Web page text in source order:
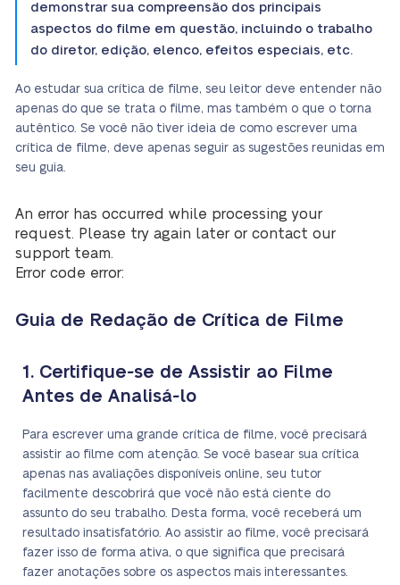
demonstrar sua compreensão dos principais
aspectos do filme em questão, incluindo o trabalho
do diretor, edição, elenco, efeitos especiais, etc.
Ao estudar sua crítica de filme, seu leitor deve entender não
apenas do que se trata o filme, mas também o que o torna
autêntico. Se você não tiver ideia de como escrever uma
crítica de filme, deve apenas seguir as sugestões reunidas em
seu guia.
An error has occurred while processing your
request. Please try again later or contact our
support team.
Error code error:
Guia de Redação de Crítica de Filme
1. Certifique-se de Assistir ao Filme
Antes de Analisá-lo
Para escrever uma grande crítica de filme, você precisará
assistir ao filme com atenção. Se você basear sua crítica
apenas nas avaliações disponíveis online, seu tutor
facilmente descobrirá que você não está ciente do
assunto do seu trabalho. Desta forma, você receberá um
resultado insatisfatório. Ao assistir ao filme, você precisará
fazer isso de forma ativa, o que significa que precisará
fazer anotações sobre os aspectos mais interessantes.